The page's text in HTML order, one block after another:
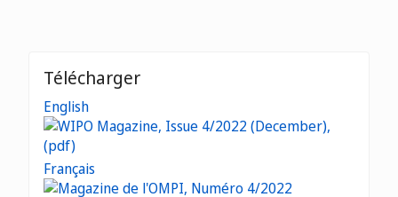
Télécharger
English
Français